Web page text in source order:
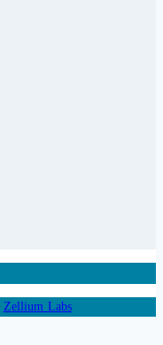
Zellium Labs